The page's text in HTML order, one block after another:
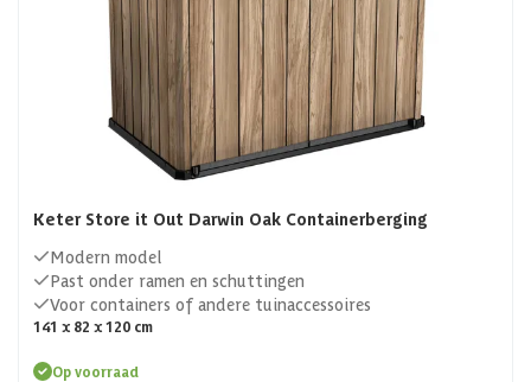
Keter Store it Out Darwin Oak Containerberging
Modern model
Past onder ramen en schuttingen
Voor containers of andere tuinaccessoires
141 x 82 x 120 cm
Op voorraad